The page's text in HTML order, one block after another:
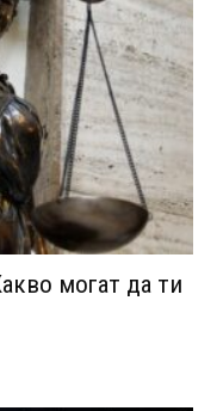
могат да ти